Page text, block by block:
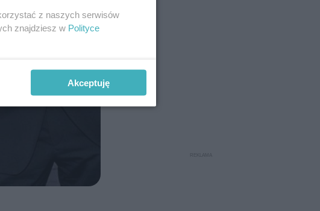
z naszych serwisów
znajdziesz w Polityce
Akceptuję